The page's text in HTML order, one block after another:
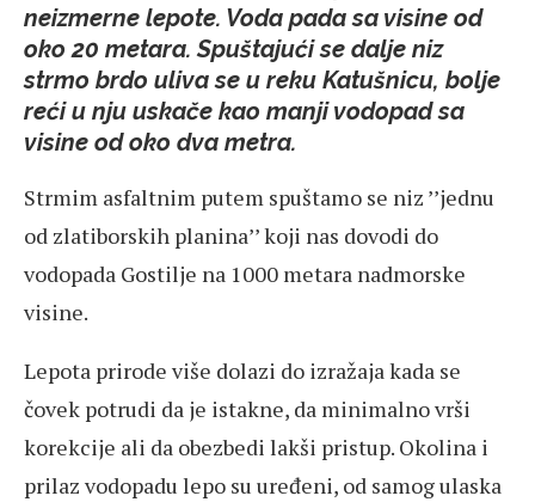
neizmerne lepote. Voda pada sa visine od
oko 20 metara. Spuštajući se dalje niz
strmo brdo uliva se u reku Katušnicu, bolje
reći u nju uskače kao manji vodopad sa
visine od oko dva metra.
Strmim asfaltnim putem spuštamo se niz ’’jednu
od zlatiborskih planina’’ koji nas dovodi do
vodopada Gostilje na 1000 metara nadmorske
visine.
Lepota prirode više dolazi do izražaja kada se
čovek potrudi da je istakne, da minimalno vrši
korekcije ali da obezbedi lakši pristup. Okolina i
prilaz vodopadu lepo su uređeni, od samog ulaska